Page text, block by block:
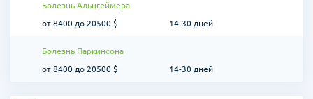
Болезнь Альцгеймера
от 8400 до 20500 $
14-30 дней
Болезнь Паркинсона
от 8400 до 20500 $
14-30 дней